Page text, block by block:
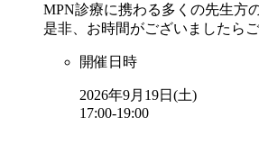
MPN診療に携わる多くの先生方
是非、お時間がございましたら
開催日時
2026年9月19日(土)
17:00-19:00